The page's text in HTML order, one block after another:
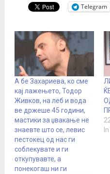
Telegram
А бе Захариева, ко сме
кај лажењето, Тодор
Живков, на леб и вода
ве држеше 45 години,
мастики за џвакање не
знаевте што се, левис
пестокец од нас ги
соблекувате и ги
откупувавте, а
понекогаш ни ги